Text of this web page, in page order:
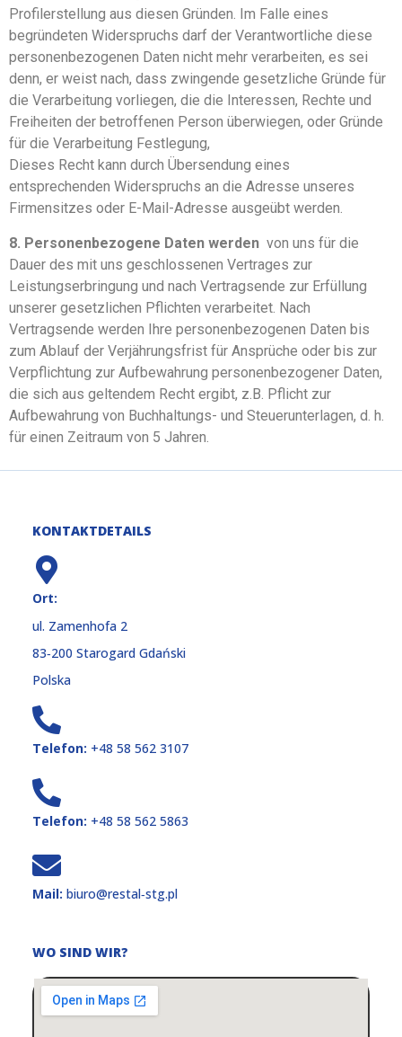
Profilerstellung aus diesen Gründen. Im Falle eines
begründeten Widerspruchs darf der Verantwortliche diese
personenbezogenen Daten nicht mehr verarbeiten, es sei
denn, er weist nach, dass zwingende gesetzliche Gründe für
die Verarbeitung vorliegen, die die Interessen, Rechte und
Freiheiten der betroffenen Person überwiegen, oder Gründe
für die Verarbeitung Festlegung,
Dieses Recht kann durch Übersendung eines
entsprechenden Widerspruchs an die Adresse unseres
Firmensitzes oder E-Mail-Adresse ausgeübt werden.
8. Personenbezogene Daten werden von uns für die
Dauer des mit uns geschlossenen Vertrages zur
Leistungserbringung und nach Vertragsende zur Erfüllung
unserer gesetzlichen Pflichten verarbeitet. Nach
Vertragsende werden Ihre personenbezogenen Daten bis
zum Ablauf der Verjährungsfrist für Ansprüche oder bis zur
Verpflichtung zur Aufbewahrung personenbezogener Daten,
die sich aus geltendem Recht ergibt, z.B. Pflicht zur
Aufbewahrung von Buchhaltungs- und Steuerunterlagen, d. h.
für einen Zeitraum von 5 Jahren.
KONTAKTDETAILS
Ort:
ul. Zamenhofa 2
83‑200 Starogard Gdański
Polska
Telefon: +48 58 562 3107
Telefon: +48 58 562 5863
Mail: biuro@restal‑stg.pl
WO SIND WIR?